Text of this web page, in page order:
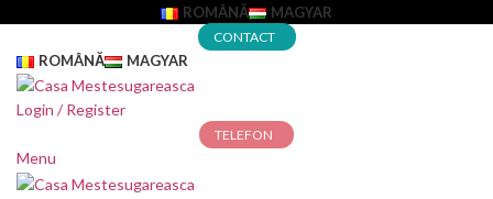
ROMÂNĂ MAGYAR
CONTACT
ROMÂNĂ MAGYAR
Login / Register
TELEFON
Menu